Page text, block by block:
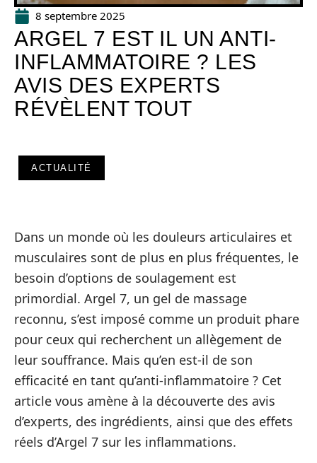
8 septembre 2025
ARGEL 7 EST IL UN ANTI-
INFLAMMATOIRE ? LES
AVIS DES EXPERTS
RÉVÈLENT TOUT
ACTUALITÉ
Dans un monde où les douleurs articulaires et
musculaires sont de plus en plus fréquentes, le
besoin d’options de soulagement est
primordial. Argel 7, un gel de massage
reconnu, s’est imposé comme un produit phare
pour ceux qui recherchent un allègement de
leur souffrance. Mais qu’en est-il de son
efficacité en tant qu’anti-inflammatoire ? Cet
article vous amène à la découverte des avis
d’experts, des ingrédients, ainsi que des effets
réels d’Argel 7 sur les inflammations.